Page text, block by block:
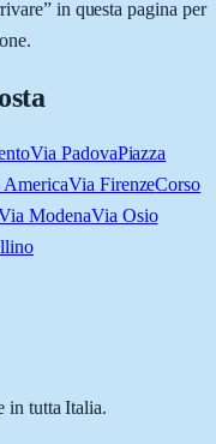
in questa pagina per
Via PadovaPiazza
AmericaVia FirenzeCorso
ModenaVia Osio
in tutta Italia.